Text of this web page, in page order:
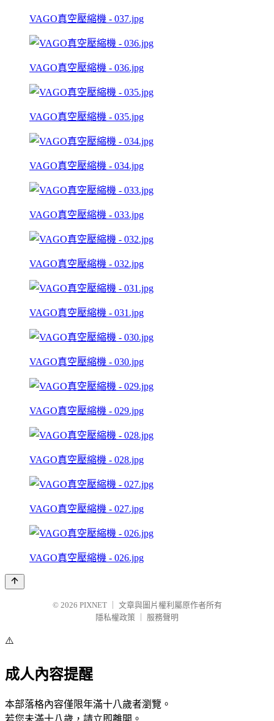
VAGO真空壓縮機 - 037.jpg
VAGO真空壓縮機 - 036.jpg
VAGO真空壓縮機 - 035.jpg
VAGO真空壓縮機 - 034.jpg
VAGO真空壓縮機 - 033.jpg
VAGO真空壓縮機 - 032.jpg
VAGO真空壓縮機 - 031.jpg
VAGO真空壓縮機 - 030.jpg
VAGO真空壓縮機 - 029.jpg
VAGO真空壓縮機 - 028.jpg
VAGO真空壓縮機 - 027.jpg
VAGO真空壓縮機 - 026.jpg
© 2026 PIXNET
文章與圖片權利屬原作者所有
隱私權政策
服務聲明
⚠️
成人內容提醒
本部落格內容僅限年滿十八歲者瀏覽。
若您未滿十八歲，請立即離開。